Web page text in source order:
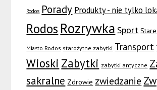
Rodos Porady Produkty - nie tylko
Rodos Rozrywka Sport
Miasto Rodos starożytne zabytki Transport
Wioski Zabytki zabytki antyczne
sakralne Zdrowie zwiedzanie